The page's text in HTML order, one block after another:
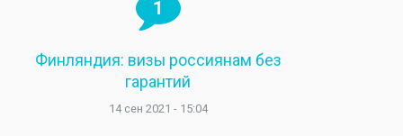
1
Финляндия: визы россиянам без
гарантий
14 сен 2021 - 15:04